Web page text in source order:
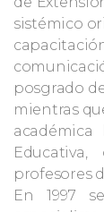
sistémico
posgrado
mientras
académica
profesores
En 1997